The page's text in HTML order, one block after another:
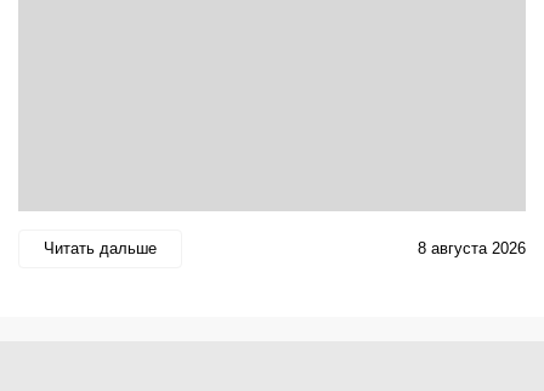
Читать дальше 8 августа 2026